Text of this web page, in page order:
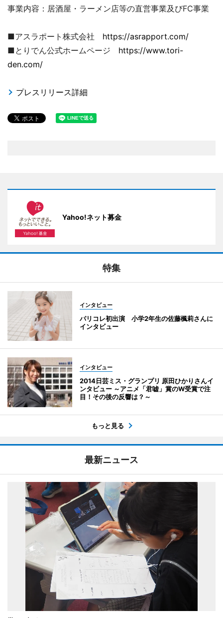
事業内容：居酒屋・ラーメン店等の直営事業及びFC事業
■アスラポート株式会社 https://asrapport.com/
■とりでん公式ホームページ https://www.tori-
den.com/
プレスリリース詳細
Yahoo!ネット募金
特集
インタビュー
パリコレ初出演 小学2年生の佐藤楓莉さんに
インタビュー
インタビュー
2014日芸ミス・グランプリ 原田ひかりさんイ
ンタビュー ～アニメ「君嘘」賞のW受賞で注
目！その後の反響は？～
もっと見る
最新ニュース